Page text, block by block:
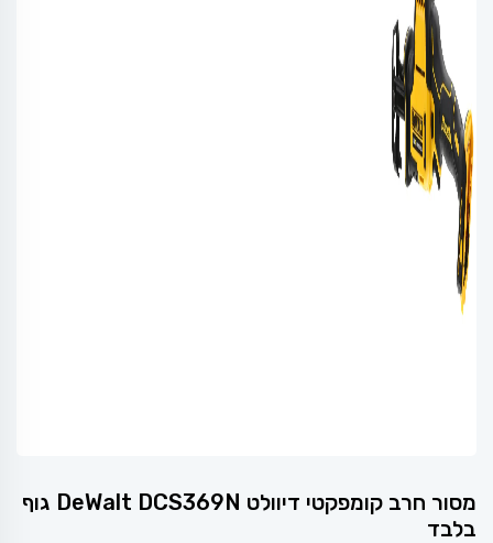
מסור חרב קומפקטי דיוולט DeWalt DCS369N גוף
בלבד